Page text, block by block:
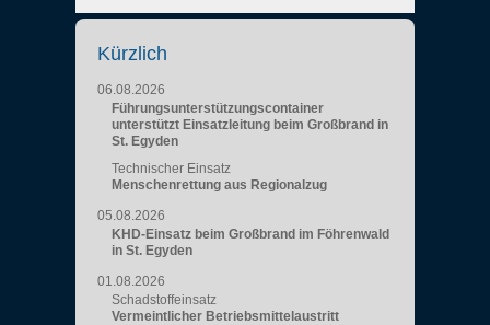
Kürzlich
06.08.2026
Führungsunterstützungscontainer
unterstützt Einsatzleitung beim Großbrand in
St. Egyden
Technischer Einsatz
Menschenrettung aus Regionalzug
05.08.2026
KHD-Einsatz beim Großbrand im Föhrenwald
in St. Egyden
01.08.2026
Schadstoffeinsatz
Vermeintlicher Betriebsmittelaustritt